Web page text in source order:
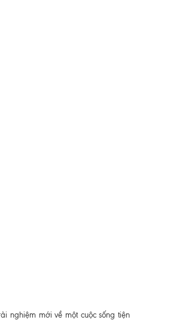
nghiệm mới về một cuộc sống tiện